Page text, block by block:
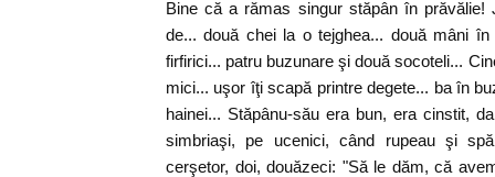
Bine că a rămas singur stăpân în prăvălie!
de... două chei la o tejghea... două mâni
firfirici... patru buzunare şi două socoteli...
mici... uşor îţi scapă printre degete... ba în
hainei... Stăpânu-său era bun, era cinstit,
simbriaşi, pe ucenici, când rupeau şi
cerşetor, doi, douăzeci: "Să le dăm, că